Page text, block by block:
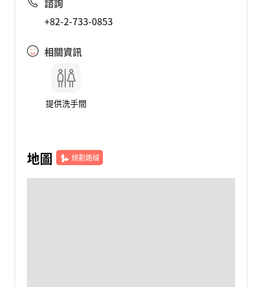
諮詢
+82-2-733-0853
相關資訊
提供洗手間
地圖 規劃路線